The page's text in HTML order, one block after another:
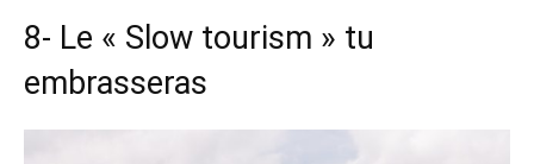
8- Le « Slow tourism » tu
embrasseras